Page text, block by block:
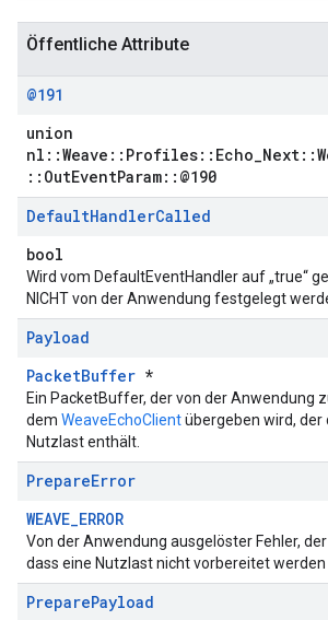
Öffentliche Attribute
@191
union
::OutEventParam::@190
DefaultHandlerCalled
bool
Wird vom DefaultEventHandler auf „true“
NICHT von der Anwendung festgelegt
Payload
PacketBuffer *
Ein PacketBuffer, der von der Anwendung
dem WeaveEchoClientübergeben wird, der
Nutzlast enthält.
PrepareError
WEAVE_ERROR
Von der Anwendung ausgelöster Fehler,
dass eine Nutzlast nicht vorbereitet werden
PreparePayload